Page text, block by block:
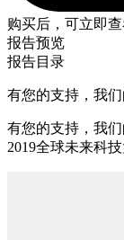
购买后，可立即查
报告预览
报告目录
有您的支持，我
有您的支持，我
2019全球未来科